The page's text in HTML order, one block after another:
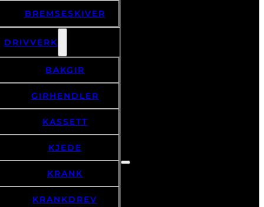
BREMSESKIVER
DRIVVERK
BAKGIR
GIRHENDLER
KASSETT
KJEDE
KRANK
KRANKDREV